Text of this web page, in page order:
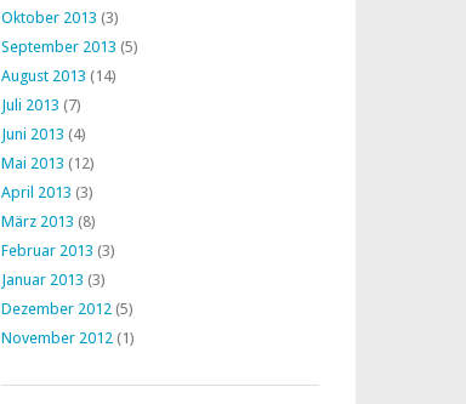
Oktober 2013 (3)
September 2013 (5)
August 2013 (14)
Juli 2013 (7)
Juni 2013 (4)
Mai 2013 (12)
April 2013 (3)
März 2013 (8)
Februar 2013 (3)
Januar 2013 (3)
Dezember 2012 (5)
November 2012 (1)